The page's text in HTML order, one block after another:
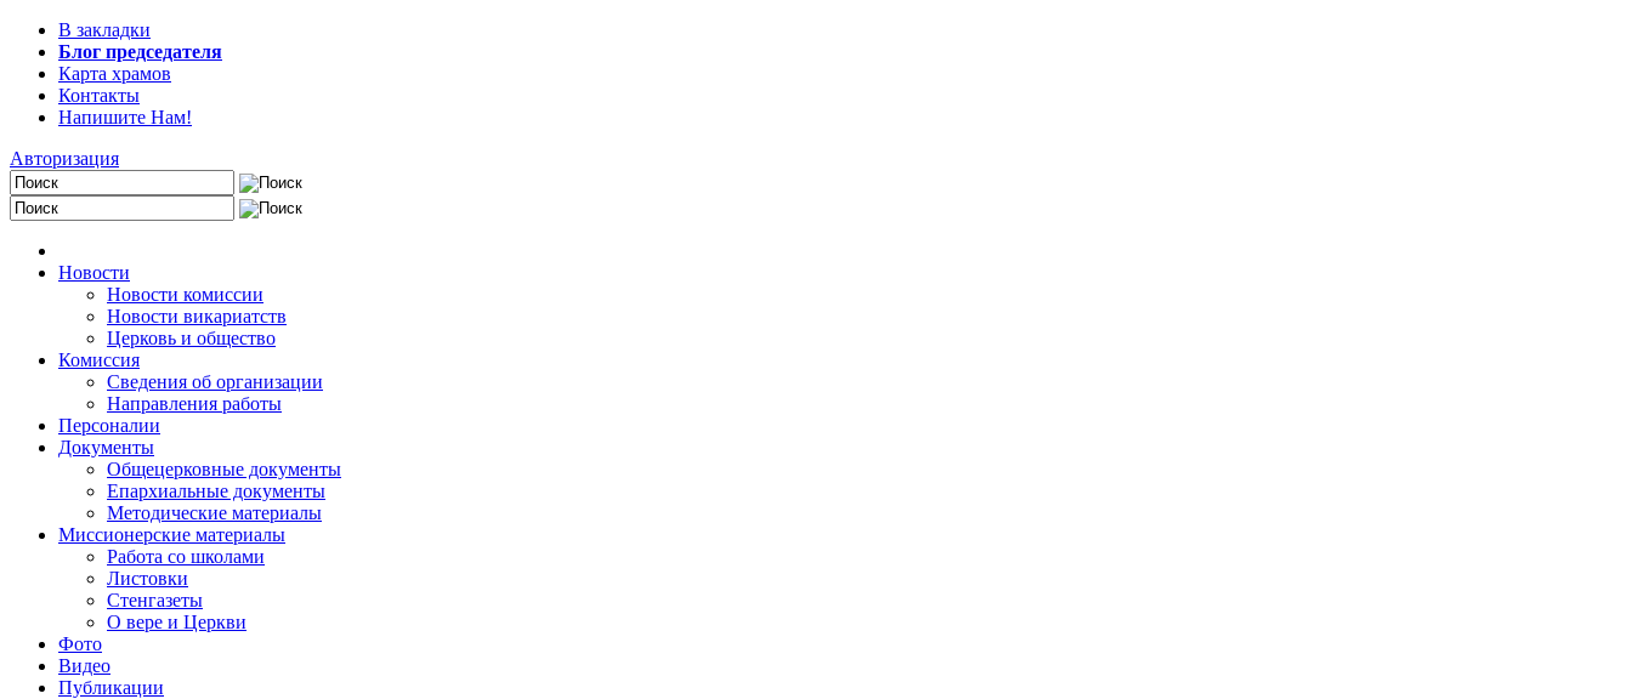
В закладки
Блог председателя
Карта храмов
Контакты
Напишите Нам!
Авторизация
Новости
Новости комиссии
Новости викариатств
Церковь и общество
Комиссия
Сведения об организации
Направления работы
Персоналии
Документы
Общецерковные документы
Епархиальные документы
Методические материалы
Миссионерские материалы
Работа со школами
Листовки
Стенгазеты
О вере и Церкви
Фото
Видео
Публикации